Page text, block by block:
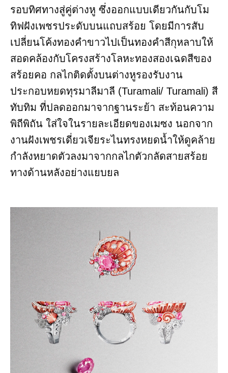
รอบทิศทางสู่คู่ต่างหู ซึ่งออกแบบเดียวกันกับโม
ทิฟฝังเพชรประดับบนแถบสร้อย โดยมีการสับ
เปลี่ยนโค้งทองคำขาวไปเป็นทองคำสีกุหลาบให้
สอดคล้องกับโครงสร้างโลหะทองสองเฉดสีของ
สร้อยคอ กลไกติดตั้งบนต่างหูรองรับงาน
ประกอบหยดทุรมาลีมาลี (Turamali/ Turamali) สี
ทับทิม ที่ปลดออกมาจากฐานระย้า สะท้อนความ
พิถีพิถัน ใส่ใจในรายละเอียดของเมซง นอกจาก
งานฝังเพชรเดี่ยวเจียระไนทรงหยดน้ำให้ดูคล้าย
กำลังหยาดตัวลงมาจากกลไกตัวกลัดสายสร้อย
ทางด้านหลังอย่างแยบยล